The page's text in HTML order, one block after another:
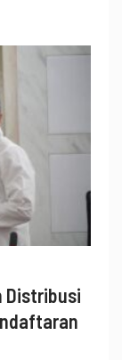
Distribusi